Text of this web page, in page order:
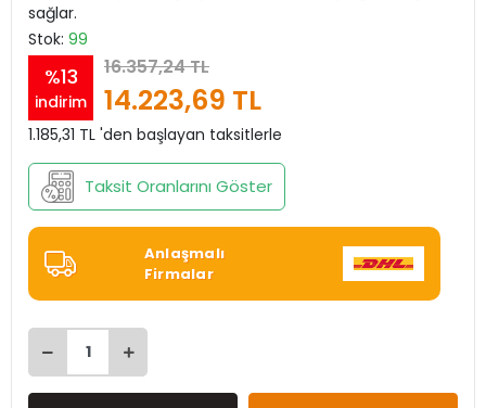
sağlar.
Stok: 99
%13
indirim
16.357,24 TL
14.223,69 TL
1.185,31 TL 'den başlayan taksitlerle
Taksit Oranlarını Göster
Anlaşmalı
Firmalar